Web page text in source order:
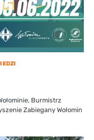
Burmistrz
Zabiegany Wołomin